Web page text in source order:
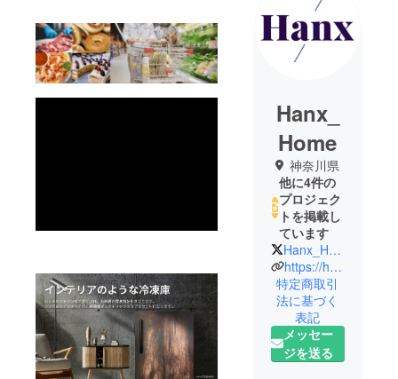
Hanx_
Home
神奈川県
他に4件の
プロジェク
トを掲載し
ています
Hanx_Home
https://hanx.jp
特定商取引
法に基づく
表記
メッセー
ジを送る